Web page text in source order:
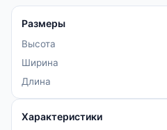
Размеры
Высота
Ширина
Длина
Характеристики